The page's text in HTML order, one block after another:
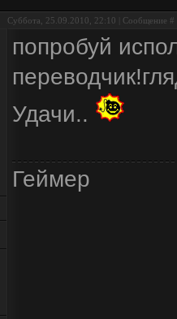
Суббота, 25.09.2010, 22:10 | Сообщение #
попробуй
Удачи..
Геймер